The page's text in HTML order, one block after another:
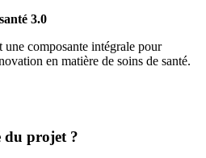
3.0
composante intégrale pour
en matière de soins de santé.
du projet ?